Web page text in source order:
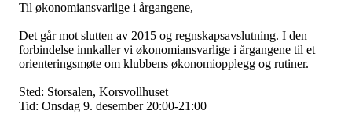
Til økonomiansvarlige i årgangene,
Det går mot slutten av 2015 og regnskapsavslutning. I den
forbindelse innkaller vi økonomiansvarlige i årgangene til et
orienteringsmøte om klubbens økonomiopplegg og rutiner.
Sted: Storsalen, Korsvollhuset
Tid: Onsdag 9. desember 20:00-21:00